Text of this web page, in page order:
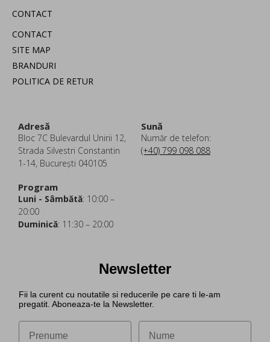
CONTACT
CONTACT
SITE MAP
BRANDURI
POLITICA DE RETUR
Adresă
Bloc 7C Bulevardul Unirii 12,
Strada Silvestri Constantin
1-14, București 040105
Sună
Număr de telefon:
(+40) 799 098 088
Program
Luni - Sâmbătă: 10:00 –
20:00
Duminică: 11:30 – 20:00
Newsletter
Fii la curent cu noutatile si reducerile pe care ti le-am
pregatit. Aboneaza-te la Newsletter.